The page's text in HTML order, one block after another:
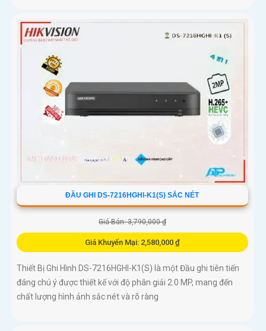
ĐẦU GHI DS-7216HGHI-K1(S) SẮC NÉT
Giá Bán: 3,790,000 ₫
Giá Khuyến Mại: 2,580,000 ₫
Thiết Bị Ghi Hình DS-7216HGHI-K1(S) là một Đầu ghi tiên tiến
đáng chú ý được thiết kế với độ phân giải 2.0 MP, mang đến
chất lượng hình ảnh sắc nét và rõ ràng